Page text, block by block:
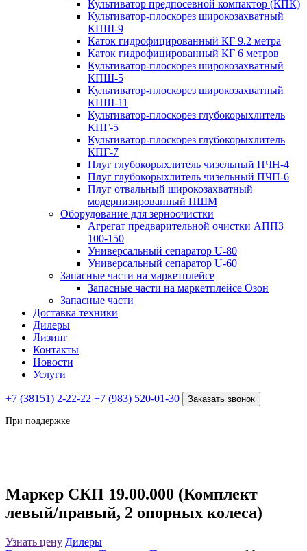
Культиватор предпосевной компактор (КПК)
Культиватор-плоскорез широкозахватный
КПШ-9
Каток гидрофицированный КГ 9.2 метра
Каток гидрофицированный КГ 6 метров
Культиватор-плоскорез широкозахватный
КПШ-5
Культиватор-плоскорез широкозахватный
КПШ-11
Культиватор-плоскорез глубокорыхлитель
КПГ-5
Культиватор-плоскорез глубокорыхлитель
КПГ-7
Плуг глубокорыхлитель чизельный ПЧН-4
Плуг глубокорыхлитель чизельный ПЧП-6
Плуг отвальный широкозахватный
модернизированный ПШМ
Оборудование для зерноочистки
Агрегат предварительной очистки АППЗ
100-150
Универсальный сепаратор U-80
Универсальный сепаратор U-60
Запасные части на маркетплейсе
Запасные части на маркетплейсе Озон
Запасные части
Доставка техники
Дилеры
Лизинг
Контакты
Новости
Услуги
+7 (38151) 2-22-22 +7 (983) 520-01-30 Заказать звонок
При поддержке
Маркер СКП 19.00.000 (Комплект
левый/правый, 2 опорных колеса)
Узнать цену Дилеры